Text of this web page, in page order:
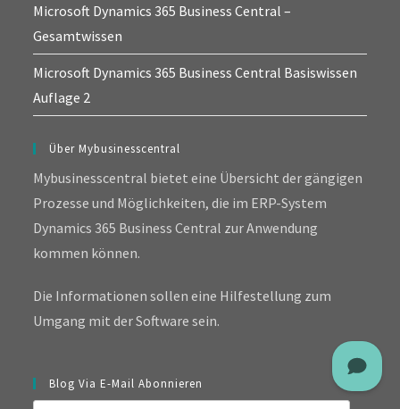
Microsoft Dynamics 365 Business Central –
Gesamtwissen
Microsoft Dynamics 365 Business Central Basiswissen
Auflage 2
Über Mybusinesscentral
Mybusinesscentral bietet eine Übersicht der gängigen
Prozesse und Möglichkeiten, die im ERP-System
Dynamics 365 Business Central zur Anwendung
kommen können.
Die Informationen sollen eine Hilfestellung zum
Umgang mit der Software sein.
Blog Via E-Mail Abonnieren